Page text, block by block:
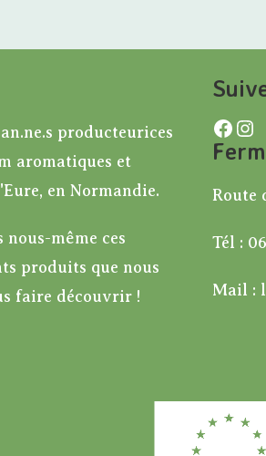
producteurices
aromatiques et
en Normandie.
même ces
produits que nous
faire découvrir !
Facebook Instagram
Route
Tél :
Mail :